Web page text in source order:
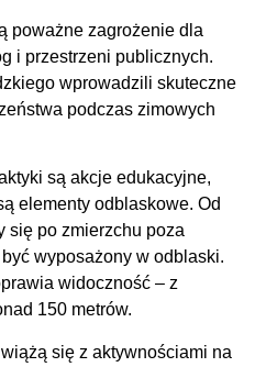
poważne zagrożenie dla
i przestrzeni publicznych.
wprowadzili skuteczne
podczas zimowych
są akcje edukacyjne,
elementy odblaskowe. Od
się po zmierzchu poza
wyposażony w odblaski.
widoczność – z
150 metrów.
się z aktywnościami na